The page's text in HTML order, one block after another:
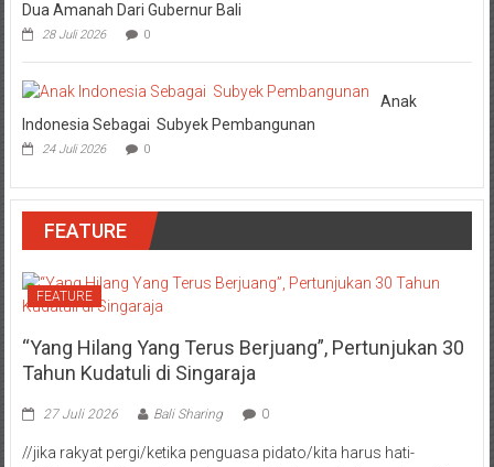
Dua Amanah Dari Gubernur Bali
28 Juli 2026 0
Anak
Indonesia Sebagai Subyek Pembangunan
24 Juli 2026 0
FEATURE
FEATURE
“Yang Hilang Yang Terus Berjuang”, Pertunjukan 30
Tahun Kudatuli di Singaraja
27 Juli 2026 Bali Sharing 0
//jika rakyat pergi/ketika penguasa pidato/kita harus hati-